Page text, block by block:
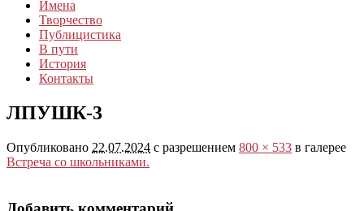
Имена
Творчество
Публицистика
В пути
История
Контакты
ЛПУШК-3
Опубликовано 22.07.2024 с разрешением 800 × 533 в галерее
Встреча со школьниками.